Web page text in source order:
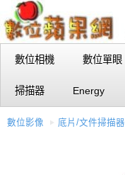
數位相機 數位單眼
掃描器 Energy
數位影像 底片/文件掃描器